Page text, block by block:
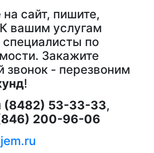
на сайт, пишите,
вашим услугам
по
Закажите
звонок - перезвоним
!
(8482) 53-33-33,
200-96-06